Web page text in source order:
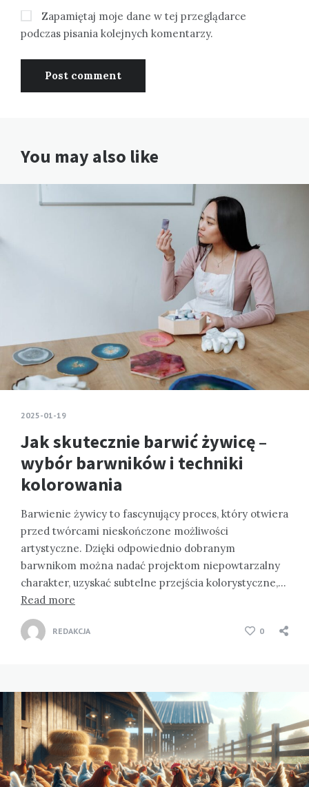
Zapamiętaj moje dane w tej przeglądarce
podczas pisania kolejnych komentarzy.
You may also like
2025-01-19
Jak skutecznie barwić żywicę –
wybór barwników i techniki
kolorowania
Barwienie żywicy to fascynujący proces, który otwiera
przed twórcami nieskończone możliwości
artystyczne. Dzięki odpowiednio dobranym
barwnikom można nadać projektom niepowtarzalny
charakter, uzyskać subtelne przejścia kolorystyczne,…
Read more
REDAKCJA 0